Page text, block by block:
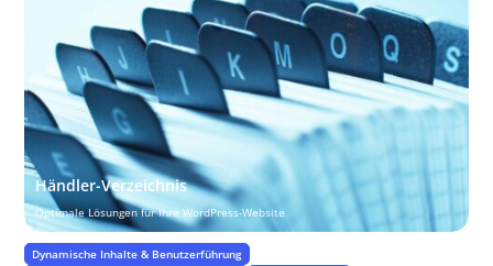
Händler-Verzeichnis
Optimale Lösungen für Ihre WordPress-Website
Dynamische Inhalte & Benutzerführung